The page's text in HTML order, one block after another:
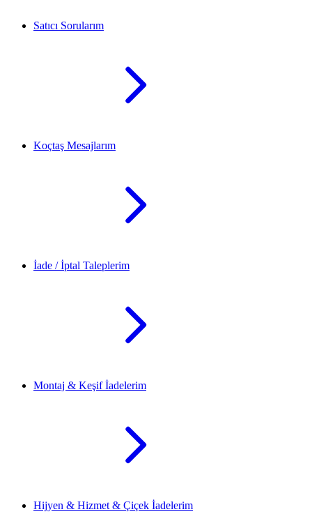
Satıcı Sorularım
Koçtaş Mesajlarım
İade / İptal Taleplerim
Montaj & Keşif İadelerim
Hijyen & Hizmet & Çiçek İadelerim